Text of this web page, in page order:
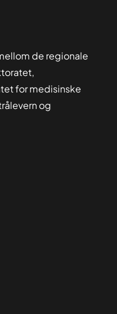
de regionale
for medisinske
og